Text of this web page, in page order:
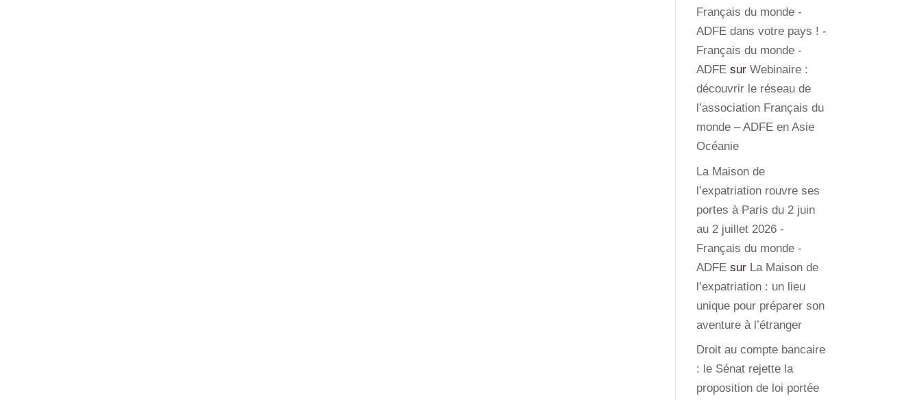
Français du monde -
ADFE dans votre pays ! -
Français du monde -
ADFE surWebinaire :
découvrir le réseau de
l’association Français du
monde – ADFE en Asie
Océanie
La Maison de
l’expatriation rouvre ses
portes à Paris du 2 juin
au 2 juillet 2026 -
Français du monde -
ADFE sur La Maison de
l’expatriation : un lieu
unique pour préparer son
aventure à l’étranger
Droit au compte bancaire
: le Sénat rejette la
proposition de loi portée